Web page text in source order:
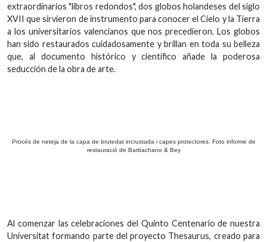
extraordinarios "libros redondos", dos globos holandeses del siglo
XVII que sirvieron de instrumento para conocer el Cielo y la Tierra
a los universitarios valencianos que nos precedieron. Los globos
han sido restaurados cuidadosamente y brillan en toda su belleza
que, al documento histórico y científico añade la poderosa
seducción de la obra de arte.
Procés de neteja de la capa de brutedat incrustada i capes protectores. Foto informe de
restauració de Barbachano & Bey
Al comenzar las celebraciones del Quinto Centenario de nuestra
Universitat formando parte del proyecto Thesaurus, creado para